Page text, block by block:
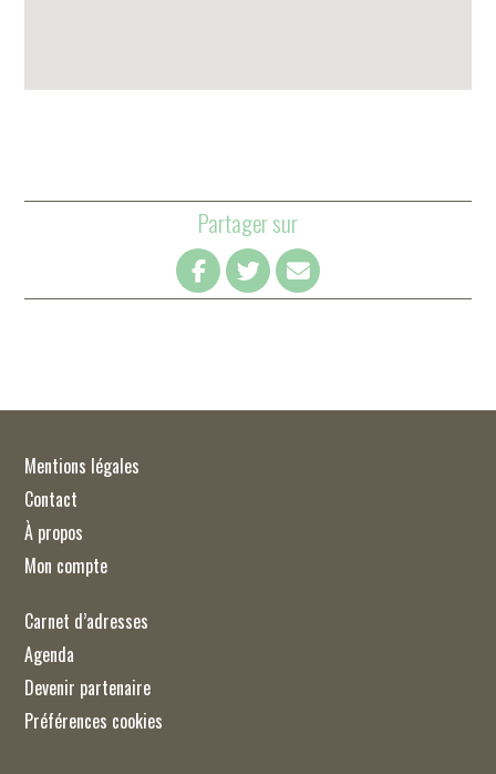
Partager sur
Mentions légales
Contact
À propos
Mon compte
Carnet d’adresses
Agenda
Devenir partenaire
Préférences cookies